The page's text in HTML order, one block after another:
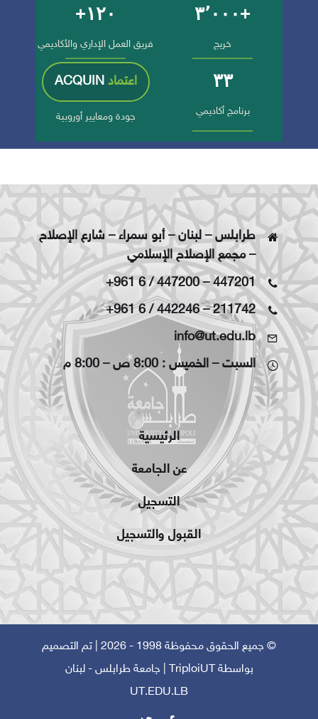
+٣٬٠٠٠
خريج
١٢٠+
فريق العمل الإداري والأكاديمي
٣٣
برنامج أكاديمي
اعتمادACQUIN
جودة ومعايير أوروبية
طرابلس – لبنان – أبو سمراء – شارع الإصلاح
– مجمع الإصلاح الإسلامي
+961 6 / 447200–447201
+961 6 / 442246–211742
info@ut.edu.lb
السبت – الخميس : 8:00 ص – 8:00 م
الرئيسية
عن الجامعة
التسجيل
القبول والتسجيل
© جميع الحقوق محفوظة 1998 - 2026 | تم التصميم
بواسطةTriploiUT | جامعة طرابلس - لبنان
UT.EDU.LB